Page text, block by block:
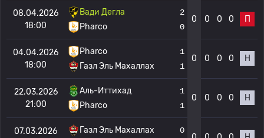
08.04.2026
18:00
Вади Дегла
Pharco
2
0
0 0 0 0 П
04.04.2026
18:00
Pharco
Газл Эль Махаллах
1
1
0 0 0 0 Н
22.03.2026
21:00
Аль-Иттихад
Pharco
1
1
0 0 0 0 Н
07.03.2026
Газл Эль Махаллах
0